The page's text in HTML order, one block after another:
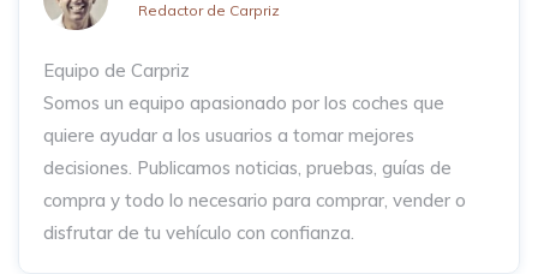
Redactor de Carpriz
Equipo de Carpriz
Somos un equipo apasionado por los coches que
quiere ayudar a los usuarios a tomar mejores
decisiones. Publicamos noticias, pruebas, guías de
compra y todo lo necesario para comprar, vender o
disfrutar de tu vehículo con confianza.